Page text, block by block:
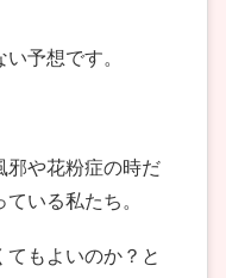
予想です。
邪や花粉症の時だ
いる私たち。
てもよいのか？と